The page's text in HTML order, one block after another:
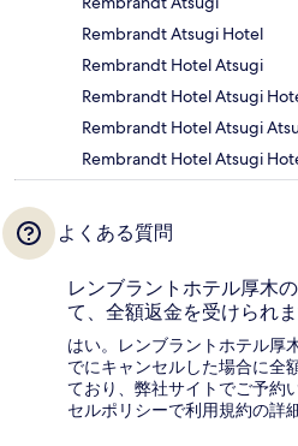
Rembrandt Atsugi Hotel
Rembrandt Hotel Atsugi
Rembrandt Hotel Atsugi
Rembrandt Hotel Atsugi
Rembrandt Hotel Atsugi
よくある質問
レンブラントホテル厚木
て、全額返金を受けられ
はい。レンブラントホテル厚
でにキャンセルした場合に全
ており、弊社サイトでご予約
セルポリシーで利用規約の詳